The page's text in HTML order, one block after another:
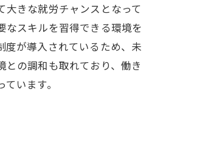
きな就労チャンスとなって
なスキルを習得できる環境を
が導入されているため、未
の調和も取れており、働き
います。